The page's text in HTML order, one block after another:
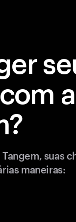
a
suas
maneiras: